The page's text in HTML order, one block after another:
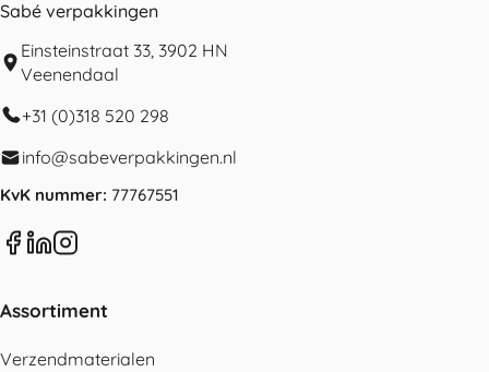
Sabé verpakkingen
Einsteinstraat 33, 3902 HN
Veenendaal
+31 (0)318 520 298
info@sabeverpakkingen.nl
KvK nummer: 77767551
Assortiment
Verzendmaterialen